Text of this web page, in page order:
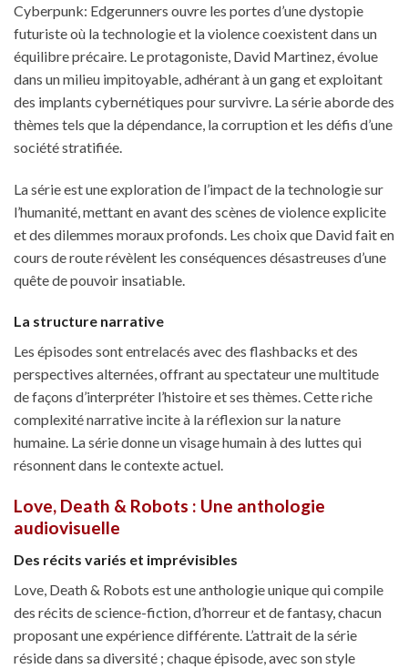
Cyberpunk: Edgerunners ouvre les portes d’une dystopie
futuriste où la technologie et la violence coexistent dans un
équilibre précaire. Le protagoniste, David Martinez, évolue
dans un milieu impitoyable, adhérant à un gang et exploitant
des implants cybernétiques pour survivre. La série aborde des
thèmes tels que la dépendance, la corruption et les défis d’une
société stratifiée.
La série est une exploration de l’impact de la technologie sur
l’humanité, mettant en avant des scènes de violence explicite
et des dilemmes moraux profonds. Les choix que David fait en
cours de route révèlent les conséquences désastreuses d’une
quête de pouvoir insatiable.
La structure narrative
Les épisodes sont entrelacés avec des flashbacks et des
perspectives alternées, offrant au spectateur une multitude
de façons d’interpréter l’histoire et ses thèmes. Cette riche
complexité narrative incite à la réflexion sur la nature
humaine. La série donne un visage humain à des luttes qui
résonnent dans le contexte actuel.
Love, Death & Robots : Une anthologie
audiovisuelle
Des récits variés et imprévisibles
Love, Death & Robots est une anthologie unique qui compile
des récits de science-fiction, d’horreur et de fantasy, chacun
proposant une expérience différente. L’attrait de la série
réside dans sa diversité ; chaque épisode, avec son style